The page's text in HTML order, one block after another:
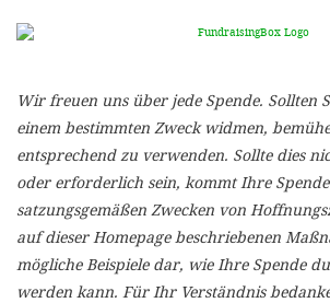
Wir freuen uns über jede Spende. Sollten
einem bestimmten Zweck widmen,
entsprechend zu verwenden. Sollte dies
oder erforderlich sein, kommt Ihre
satzungsgemäßen Zwecken von
auf dieser Homepage beschriebenen
mögliche Beispiele dar, wie Ihre Spende
werden kann. Für Ihr Verständnis